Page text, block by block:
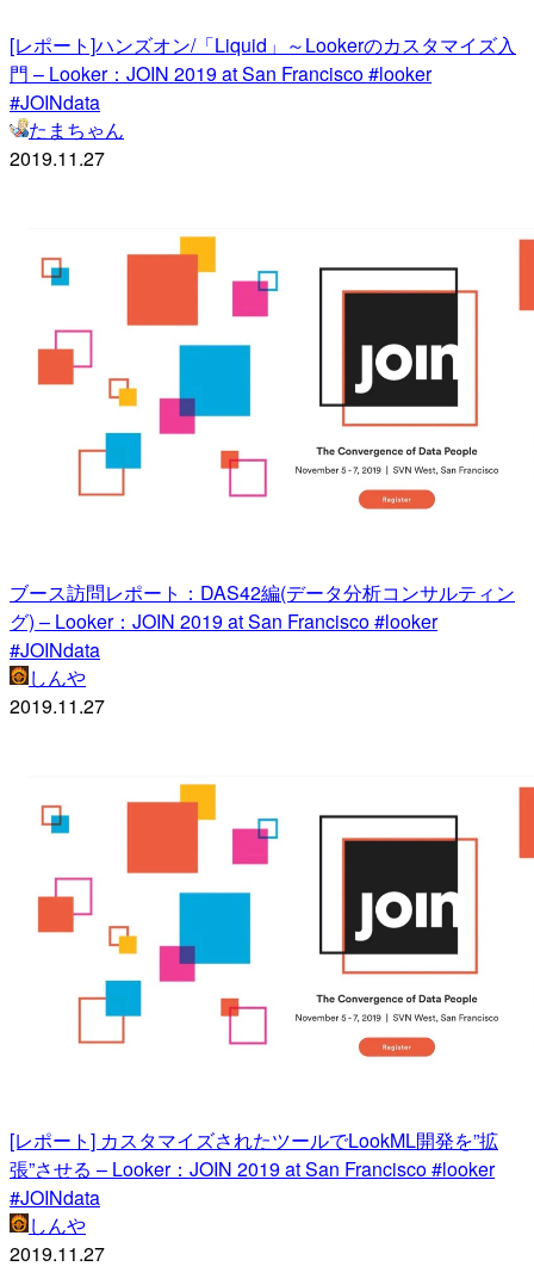
[レポート]ハンズオン/「Liquid」～Lookerのカスタマイズ入
門 – Looker：JOIN 2019 at San Francisco #looker
#JOINdata
たまちゃん
2019.11.27
ブース訪問レポート：DAS42編(データ分析コンサルティン
グ) – Looker：JOIN 2019 at San Francisco #looker
#JOINdata
しんや
2019.11.27
[レポート] カスタマイズされたツールでLookML開発を”拡
張”させる – Looker：JOIN 2019 at San Francisco #looker
#JOINdata
しんや
2019.11.27